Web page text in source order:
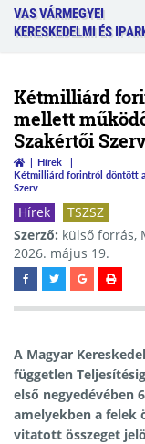
VAS VÁRMEGYEI
KERESKEDELMI ÉS
Kétmilliárd
mellett
Szakértői Szerv
Hírek
Kétmilliárd forintról döntött
Szerv
Hírek
TSZSZ
Szerző: külső forrás,
2026. május 19.
A Magyar
független
első negyedévében
amelyekben a felek
vitatott összeget